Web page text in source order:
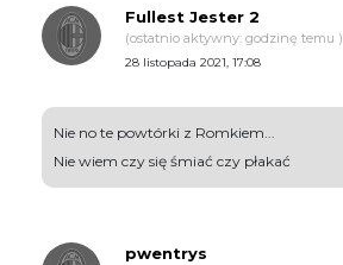
Fullest Jester 2
(ostatnio aktywny: godzinę temu )
28 listopada 2021, 17:08
Nie no te powtórki z Romkiem...
Nie wiem czy się śmiać czy płakać
pwentrys